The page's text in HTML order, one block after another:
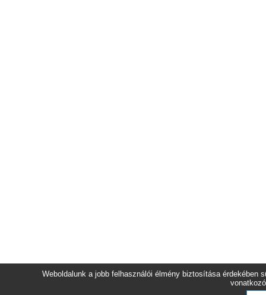
Weboldalunk a jobb felhasználói élmény biztosítása érdekében